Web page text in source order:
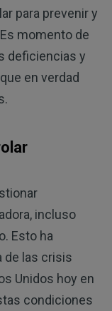
para prevenir y
momento de
deficiencias y
en verdad
incluso
Esto ha
de las crisis
Unidos hoy en
condiciones